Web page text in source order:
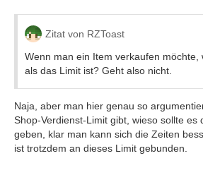
Zitat von RZToast
Wenn man ein Item verkaufen möchte,
als das Limit ist? Geht also nicht.
Naja, aber man hier genau so
Shop-Verdienst-Limit gibt, wieso sollte es
geben, klar man kann sich die Zeiten
ist trotzdem an dieses Limit gebunden.